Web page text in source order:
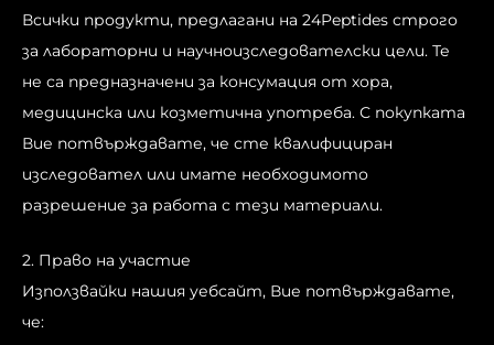
Всички продукти, предлагани на 24Peptides строго
за лабораторни и научноизследователски цели. Те
не са предназначени за консумация от хора,
медицинска или козметична употреба. С покупката
Вие потвърждавате, че сте квалифициран
изследовател или имате необходимото
разрешение за работа с тези материали.
2. Право на участие
Използвайки нашия уебсайт, Вие потвърждавате,
че: